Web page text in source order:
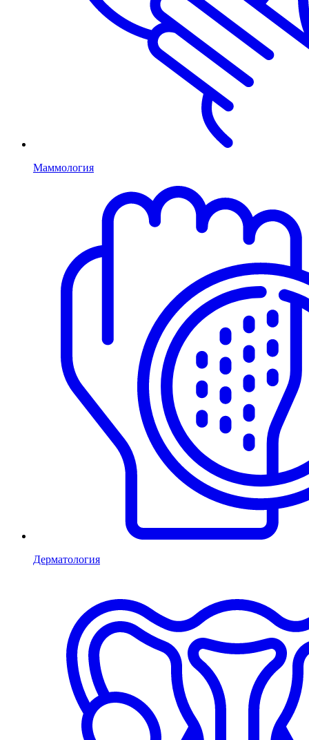
Маммология
Дерматология